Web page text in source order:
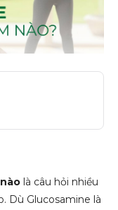
là câu hỏi nhiều
Dù Glucosamine là